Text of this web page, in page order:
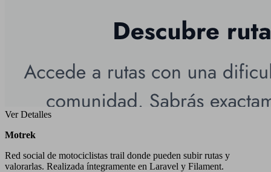
Ver Detalles
Motrek
Red social de motociclistas trail donde pueden subir rutas y
valorarlas. Realizada íntegramente en Laravel y Filament.